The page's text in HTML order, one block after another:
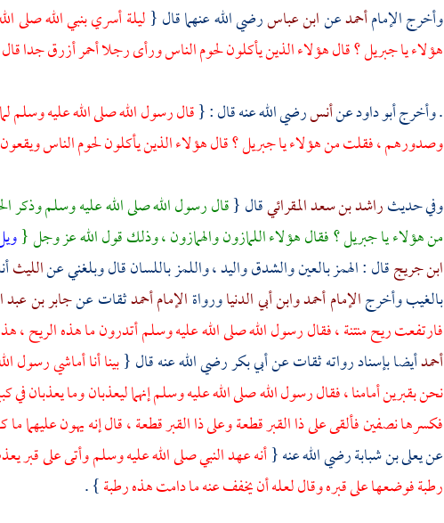
وأخرج الإمامأحمدعنابن عباسرضي الله عنهما قال {ليلة أسري بنبي الله صلى
هؤلاء ياجبريل؟ قال هؤلاء الذين يأكلون لحوم الناس ورأى رجلا أحمر أزرق جدا
. وأخرجأبو داودعنأنسرضي الله عنه قال : {قال رسول الله صلى الله عليه
وصدورهم ، فقلت من هؤلاء ياجبريل؟ قال هؤلاء الذين يأكلون لحوم الناس
وفي حديثراشد بن سعد المقرائيقال {قال رسول الله صلى الله عليه وسلم
من هؤلاء ياجبريل؟ فقال هؤلاء اللمازون والهمازون ، وذلك قول الله عز وجل {
ابن جريجقال : الهمز بالعين والشدق واليد ، واللمز باللسان قال وبلغني عنالليث
بالغيب وأخرجالإمام أحمدوابن أبي الدنياورواةالإمام أحمدثقات عنجابر بن عبد
فارتفعت ريح منتنة ، فقال رسول الله صلى الله عليه وسلم أتدرون ما هذه الريح ،
أحمدأيضا بإسناد رواته ثقات عنأبي بكررضي الله عنه قال {بينا أنا أماشي
نحن بقبرين أمامنا ، فقال رسول الله صلى الله عليه وسلم إنهما ليعذبان وما يعذبان في
فكسرها نصفين فألقى على ذا القبر قطعة وعلى ذا القبر قطعة ، قال إنه يهون عليهما ما
عنيعلى بن شبابةرضي الله عنه {أنه عهد النبي صلى الله عليه وسلم وأتى على
رطبة فوضعها على قبره وقال لعله أن يخفف عنه ما دامت هذه رطبة} .